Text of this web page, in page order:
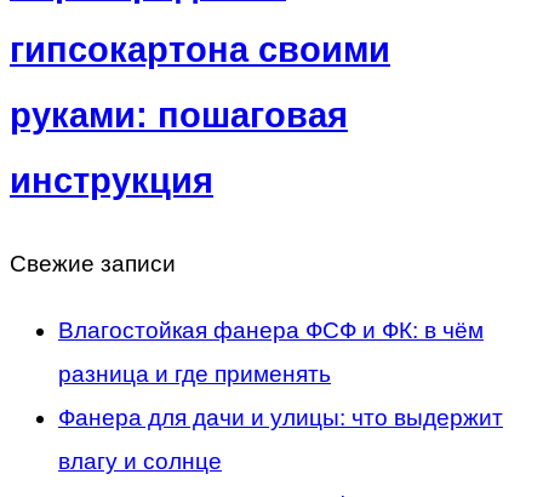
гипсокартона своими
руками: пошаговая
инструкция
Свежие записи
Влагостойкая фанера ФСФ и ФК: в чём
разница и где применять
Фанера для дачи и улицы: что выдержит
влагу и солнце